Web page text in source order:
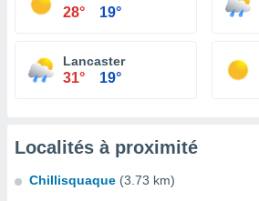
28° 19°
Lancaster
31° 19°
Localités à proximité
Chillisquaque (3.73 km)